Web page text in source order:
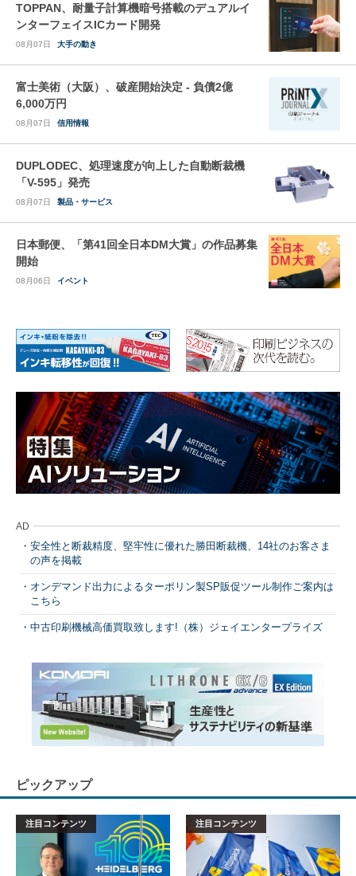
TOPPAN、耐量子計算機暗号搭載のデュアルイ
ンターフェイスICカード開発
08月07日 大手の動き
富士美術（大阪）、破産開始決定 - 負債2億
6,000万円
08月07日 信用情報
DUPLODEC、処理速度が向上した自動断裁機
「V-595」発売
08月07日 製品・サービス
日本郵便、「第41回全日本DM大賞」の作品募集
開始
08月06日 イベント
AD
安全性と断裁精度、堅牢性に優れた勝田断裁機、14社のお客さま
の声を掲載
オンデマンド出力によるターポリン製SP販促ツール制作ご案内は
こちら
中古印刷機械高価買取致します!（株）ジェイエンタープライズ
ピックアップ
注目コンテンツ 注目コンテンツ